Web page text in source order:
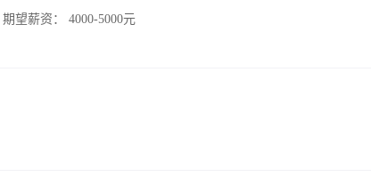
期望薪资：
4000-5000元